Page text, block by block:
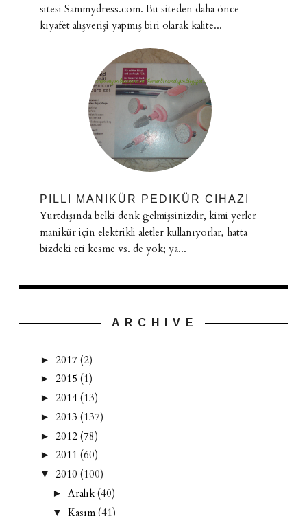
sitesi Sammydress.com. Bu siteden daha önce
kıyafet alışverişi yapmış biri olarak kalite...
PILLI MANIKÜR PEDIKÜR CIHAZI
Yurtdışında belki denk gelmişsinizdir, kimi yerler
manikür için elektrikli aletler kullanıyorlar, hatta
bizdeki eti kesme vs. de yok; ya...
A R C H I V E
► 2017 (2)
► 2015 (1)
► 2014 (13)
► 2013 (137)
► 2012 (78)
► 2011 (60)
▼ 2010 (100)
► Aralık (40)
▼ Kasım (41)